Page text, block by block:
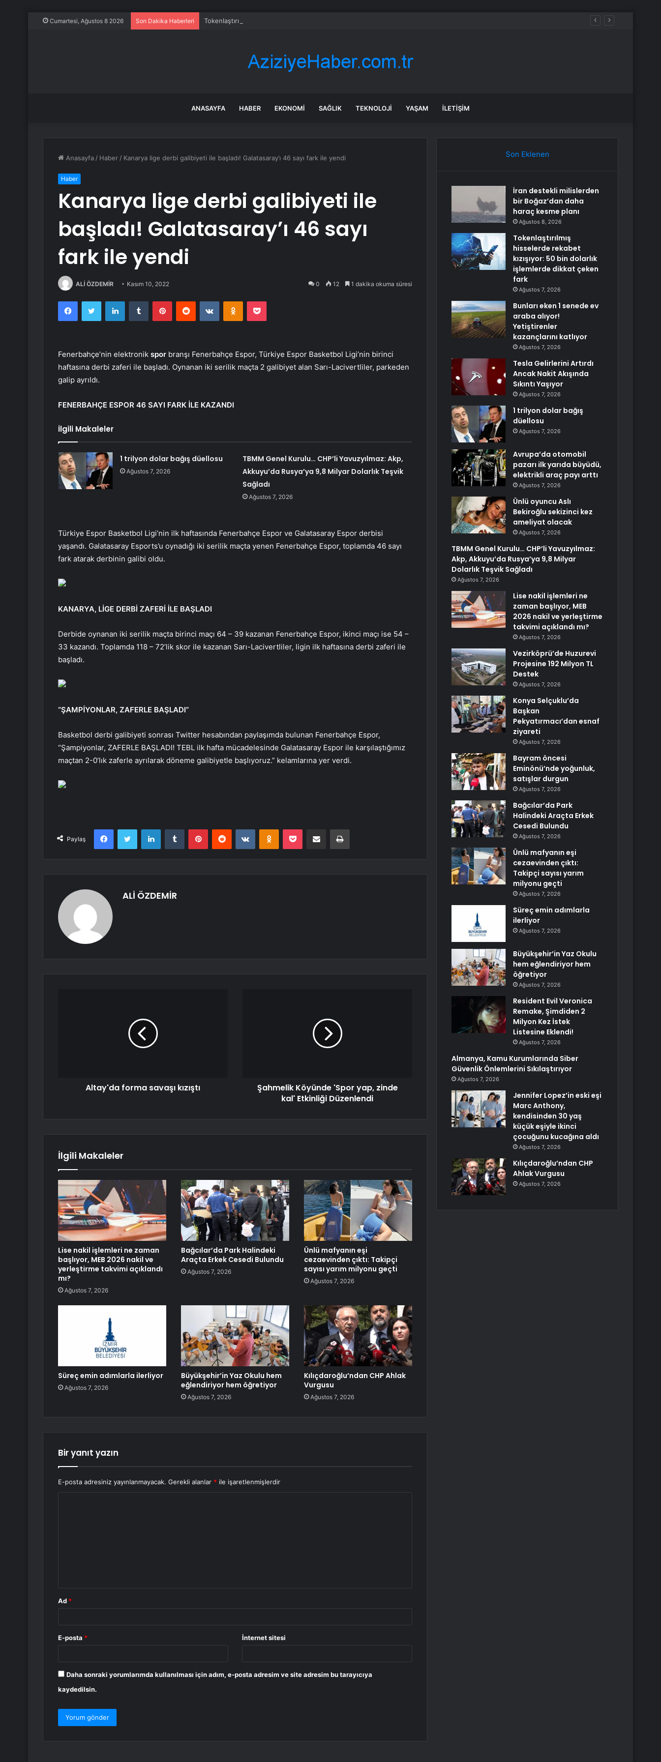
Cumartesi, Ağustos 8 2026 Son Dakika Haberleri Tokenlaştırılmış hisselerde rekabet kızışıyor: 50 bin dolarlık işlemlerde dikkat çeken fark
ANASAYFA HABER EKONOMI SAĞLIK TEKNOLOJI YAŞAM İLETIŞIM
Anasayfa / Haber / Kanarya lige derbi galibiyeti ile başladı! Galatasaray’ı 46 sayı fark ile yendi
Haber
Kanarya lige derbi galibiyeti ile
başladı! Galatasaray’ı 46 sayı
fark ile yendi
ALİ ÖZDEMİR Kasım 10, 2022 0 12 1 dakika okuma süresi
FacebookTwitter LinkedInTumblr PinterestReddit VKontakteOdnoklassniki
Pocket
Fenerbahçe’nin elektronik spor branşı Fenerbahçe Espor, Türkiye Espor Basketbol Ligi’nin birinci
haftasına derbi zaferi ile başladı. Oynanan iki serilik maçta 2 galibiyet alan Sarı-Lacivertliler, parkeden
galip ayrıldı.
FENERBAHÇE ESPOR 46 SAYI FARK İLE KAZANDI
İlgili Makaleler
1 trilyon dolar bağış düellosu
Ağustos 7, 2026
TBMM Genel Kurulu… CHP’li Yavuzyılmaz: Akp,
Akkuyu’da Rusya’ya 9,8 Milyar Dolarlık Teşvik
Sağladı
Ağustos 7, 2026
Türkiye Espor Basketbol Ligi’nin ilk haftasında Fenerbahçe Espor ve Galatasaray Espor derbisi
yaşandı. Galatasaray Esports’u oynadığı iki serilik maçta yenen Fenerbahçe Espor, toplamda 46 sayı
fark atarak derbinin galibi oldu.
KANARYA, LİGE DERBİ ZAFERİ İLE BAŞLADI
Derbide oynanan iki serilik maçta birinci maçı 64 – 39 kazanan Fenerbahçe Espor, ikinci maçı ise 54 –
33 kazandı. Toplamda 118 – 72’lik skor ile kazanan Sarı-Lacivertliler, ligin ilk haftasına derbi zaferi ile
başladı.
“ŞAMPİYONLAR, ZAFERLE BAŞLADI”
Basketbol derbi galibiyeti sonrası Twitter hesabından paylaşımda bulunan Fenerbahçe Espor,
“Şampiyonlar, ZAFERLE BAŞLADI! TEBL ilk hafta mücadelesinde Galatasaray Espor ile karşılaştığımız
maçtan 2-0’lık zaferle ayrılarak döneme galibiyetle başlıyoruz.” kelamlarına yer verdi.
Paylaş
FacebookTwitter LinkedInTumblr PinterestReddit VKontakteOdnoklassniki
Pocket E-Posta ile paylaş Yazdır
ALİ ÖZDEMİR
Altay'da forma savaşı kızıştı
Şahmelik Köyünde 'Spor yap, zinde
kal' Etkinliği Düzenlendi
İlgili Makaleler
Lise nakil işlemleri ne zaman
başlıyor, MEB 2026 nakil ve
yerleştirme takvimi açıklandı
mı?
Ağustos 7, 2026
Bağcılar’da Park Halindeki
Araçta Erkek Cesedi Bulundu
Ağustos 7, 2026
Ünlü mafyanın eşi
cezaevinden çıktı: Takipçi
sayısı yarım milyonu geçti
Ağustos 7, 2026
Süreç emin adımlarla ilerliyor
Ağustos 7, 2026
Büyükşehir’in Yaz Okulu hem
eğlendiriyor hem öğretiyor
Ağustos 7, 2026
Kılıçdaroğlu’ndan CHP Ahlak
Vurgusu
Ağustos 7, 2026
Bir yanıt yazın
E-posta adresiniz yayınlanmayacak. Gerekli alanlar * ile işaretlenmişlerdir
Ad *
E-posta * İnternet sitesi
Daha sonraki yorumlarımda kullanılması için adım, e-posta adresim ve site adresim bu tarayıcıya
kaydedilsin.
Son Eklenen
İran destekli milislerden
bir Boğaz’dan daha
haraç kesme planı
Ağustos 8, 2026
Tokenlaştırılmış
hisselerde rekabet
kızışıyor: 50 bin dolarlık
işlemlerde dikkat çeken
fark
Ağustos 7, 2026
Bunları eken 1 senede ev
araba alıyor!
Yetiştirenler
kazançlarını katlıyor
Ağustos 7, 2026
Tesla Gelirlerini Artırdı
Ancak Nakit Akışında
Sıkıntı Yaşıyor
Ağustos 7, 2026
1 trilyon dolar bağış
düellosu
Ağustos 7, 2026
Avrupa’da otomobil
pazarı ilk yarıda büyüdü,
elektrikli araç payı arttı
Ağustos 7, 2026
Ünlü oyuncu Aslı
Bekiroğlu sekizinci kez
ameliyat olacak
Ağustos 7, 2026
TBMM Genel Kurulu… CHP’li Yavuzyılmaz:
Akp, Akkuyu’da Rusya’ya 9,8 Milyar
Dolarlık Teşvik Sağladı
Ağustos 7, 2026
Lise nakil işlemleri ne
zaman başlıyor, MEB
2026 nakil ve yerleştirme
takvimi açıklandı mı?
Ağustos 7, 2026
Vezirköprü’de Huzurevi
Projesine 192 Milyon TL
Destek
Ağustos 7, 2026
Konya Selçuklu’da
Başkan
Pekyatırmacı’dan esnaf
ziyareti
Ağustos 7, 2026
Bayram öncesi
Eminönü’nde yoğunluk,
satışlar durgun
Ağustos 7, 2026
Bağcılar’da Park
Halindeki Araçta Erkek
Cesedi Bulundu
Ağustos 7, 2026
Ünlü mafyanın eşi
cezaevinden çıktı:
Takipçi sayısı yarım
milyonu geçti
Ağustos 7, 2026
Süreç emin adımlarla
ilerliyor
Ağustos 7, 2026
Büyükşehir’in Yaz Okulu
hem eğlendiriyor hem
öğretiyor
Ağustos 7, 2026
Resident Evil Veronica
Remake, Şimdiden 2
Milyon Kez İstek
Listesine Eklendi!
Ağustos 7, 2026
Almanya, Kamu Kurumlarında Siber
Güvenlik Önlemlerini Sıkılaştırıyor
Ağustos 7, 2026
Jennifer Lopez’in eski eşi
Marc Anthony,
kendisinden 30 yaş
küçük eşiyle ikinci
çocuğunu kucağına aldı
Ağustos 7, 2026
Kılıçdaroğlu’ndan CHP
Ahlak Vurgusu
Ağustos 7, 2026